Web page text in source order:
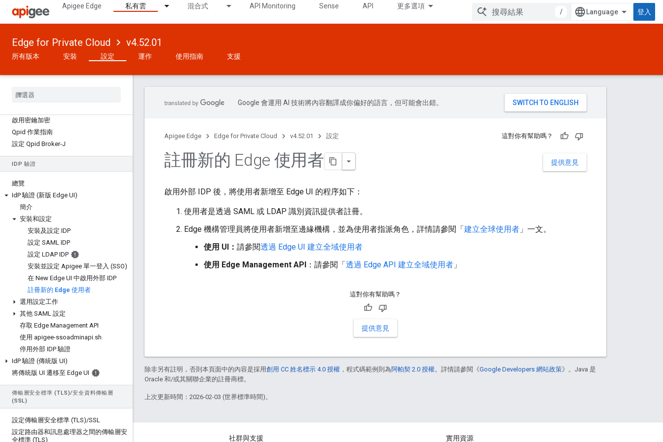
Apigee Edge 私有雲 混合式 API Monitoring Sense API 更多選項
/ 登入
Edge for Private Cloud v4.52.01
所有版本 安裝 設定 運作 使用指南 支援
安裝完成後
安裝程序重要資料
重設密碼
設定電子郵件和 SMTP 伺服器
設定記錄功能
修改 Java 記憶體設定
啟用密鑰加密
Qpid 作業指南
設定 Qpid Broker-J
IDP 驗證
總覽
IdP 驗證 (新版 Edge UI)
簡介
安裝和設定
安裝及設定 IDP
設定 SAML IDP
設定 LDAP IDP
安裝並設定 Apigee 單一登入 (SSO)
在 New Edge UI 中啟用外部 IDP
註冊新的 Edge 使用者
選用設定工作
其他 SAML 設定
存取 Edge Management API
使用 apigee-ssoadminapi.sh
停用外部 IDP 驗證
IdP 驗證 (傳統版 UI)
將傳統版 UI 遷移至 Edge UI
傳輸層安全標準 (TLS)/安全資料傳輸層
(SSL)
設定傳輸層安全標準 (TLS)/SSL
設定路由器和訊息處理器之間的傳輸層安
全標準 (TLS)
Google 會運用 AI 技術將內容翻譯成你偏好的語言，但可能會出錯。
Apigee Edge Edge for Private Cloud v4.52.01 設定 這對你有幫助嗎？
提供意見
註冊新的 Edge 使用者
啟用外部 IDP 後，將使用者新增至 Edge UI 的程序如下：
使用者是透過 SAML 或 LDAP 識別資訊提供者註冊。
Edge 機構管理員將使用者新增至邊緣機構，並為使用者指派角色，詳情請參閱「建立全球使用者 」一文。
使用 UI： 請參閱透過 Edge UI 建立全域使用者
使用 Edge Management API ：請參閱「透過 Edge API 建立全域使用者 」
這對你有幫助嗎？
提供意見
除非另有註明，否則本頁面中的內容是採用創用 CC 姓名標示 4.0 授權 ，程式碼範例則為阿帕契 2.0 授權。詳情請參閱《Google Developers 網站政策》。Java 是
Oracle 和/或其關聯企業的註冊商標。
上次更新時間：2026-02-03 (世界標準時間)。
關於 Apigee 社群與支援 實用資源